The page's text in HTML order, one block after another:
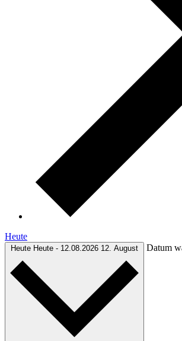
Heute
Heute Heute - 12.08.2026 12. August Datum